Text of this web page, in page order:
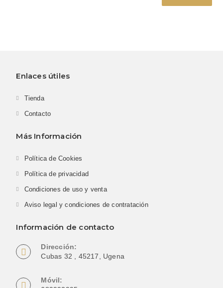
Enlaces útiles
Tienda
Contacto
Más Información
Política de Cookies
Política de privacidad
Condiciones de uso y venta
Aviso legal y condiciones de contratación
Información de contacto
Dirección:
Cubas 32 , 45217, Ugena
Móvil: